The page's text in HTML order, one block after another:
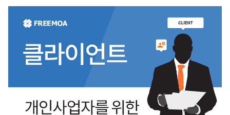
얼마 안 된 회사들과 밀접하게 관련되어 있습니다. 스타트업의 경우에는
기존 시장을 비집고 점유하거나 빠른 성장을 도약할 수 있는 기회입니다.
또한, 일반 회사도 플랫폼 비즈니스를 비약적인 성장을 거두는데 쓸 수 있
습니다. 아이패드와 아이폰의 성공을 예로 들 수 있는데, 애플의 경우..